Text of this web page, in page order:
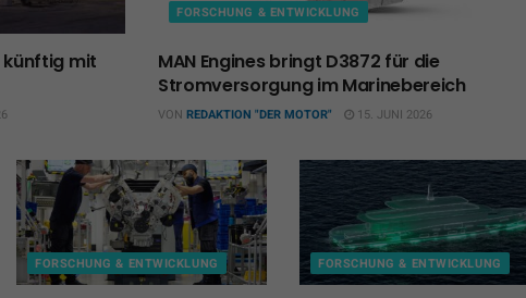
künftig mit
FORSCHUNG & ENTWICKLUNG
MAN Engines bringt D3872 für die
Stromversorgung im Marinebereich
VON REDAKTION "DER MOTOR" 15. JUNI 2026
FORSCHUNG & ENTWICKLUNG FORSCHUNG & ENTWICKLUNG